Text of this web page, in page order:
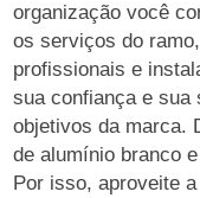
organização você
os serviços do
profissionais e
sua confiança e sua
objetivos da marca.
de alumínio branco
Por isso, aproveite